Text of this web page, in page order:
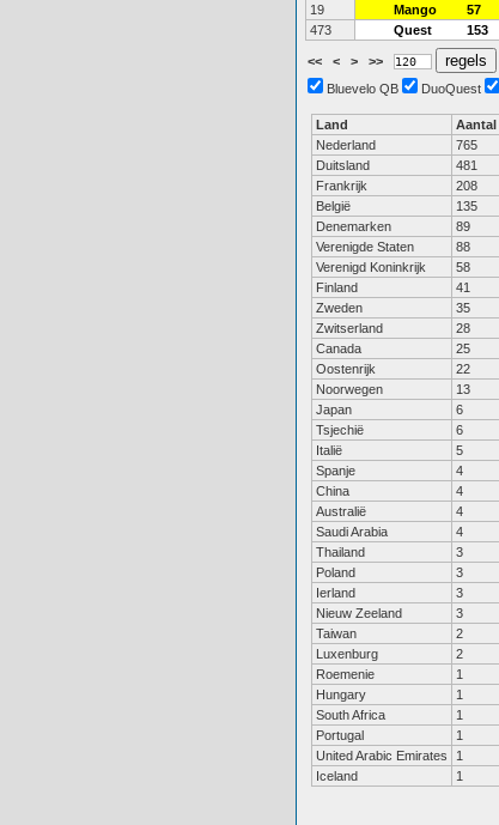
19 Mango 57
473
Quest 153
<< < > >>
Bluevelo QB
DuoQuest
Land Aantal
Nederland
765
Duitsland
481
Frankrijk
208
België
135
Denemarken
89
Verenigde Staten
88
Verenigd Koninkrijk
58
Finland
41
Zweden
35
Zwitserland
28
Canada
25
Oostenrijk
22
Noorwegen
13
Japan
6
Tsjechië
6
Italië
5
Spanje
4
China
4
Australië
4
Saudi Arabia
4
Thailand
3
Poland
3
Ierland
3
Nieuw Zeeland
3
Taiwan
2
Luxenburg
2
Roemenie
1
Hungary
1
South Africa
1
Portugal
1
United Arabic Emirates
1
Iceland
1